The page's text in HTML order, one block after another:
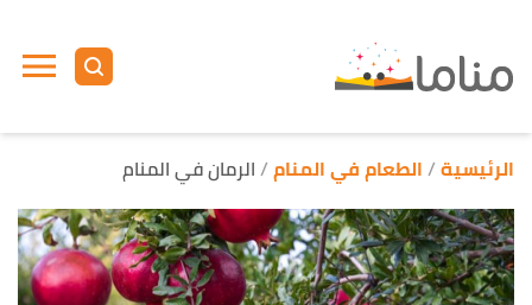
الرئيسية الطعام في المنام الرمان في المنام